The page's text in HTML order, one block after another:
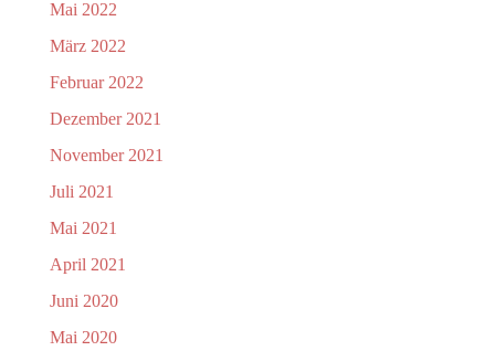
Mai 2022
März 2022
Februar 2022
Dezember 2021
November 2021
Juli 2021
Mai 2021
April 2021
Juni 2020
Mai 2020